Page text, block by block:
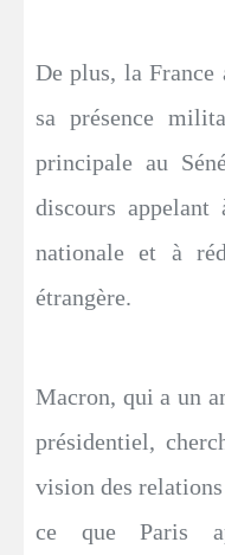
De plus, la France
sa présence
principale au
discours appelant
nationale et à
étrangère.
Macron, qui a un
présidentiel,
vision des
ce que Paris